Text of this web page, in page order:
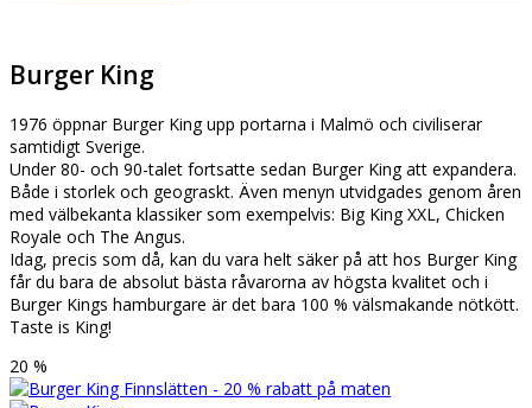
Burger King
1976 öppnar Burger King upp portarna i Malmö och civiliserar
samtidigt Sverige.
Under 80- och 90-talet fortsatte sedan Burger King att expandera.
Både i storlek och geografiskt. Även menyn utvidgades genom åren
med välbekanta klassiker som exempelvis: Big King XXL, Chicken
Royale och The Angus.
Idag, precis som då, kan du vara helt säker på att hos Burger King
får du bara de absolut bästa råvarorna av högsta kvalitet och i
Burger Kings hamburgare är det bara 100 % välsmakande nötkött.
Taste is King!
20 %